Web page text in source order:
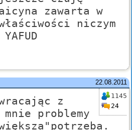
zawarta w
niczym
22.08.2011
1145
24
z
problemy